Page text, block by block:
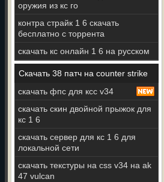
оружия из кс го
контра страйк 1 6 скачать
бесплатно с торрента
скачать кс онлайн 1 6 на русском
Скачать 38 патч на counter strike
скачать фпс для ксс v34
скачать скин двойной прыжок для
кс 1 6
скачать сервер для кс 1 6 для
локальной сети
скачать текстуры на css v34 на ak
47 vulcan